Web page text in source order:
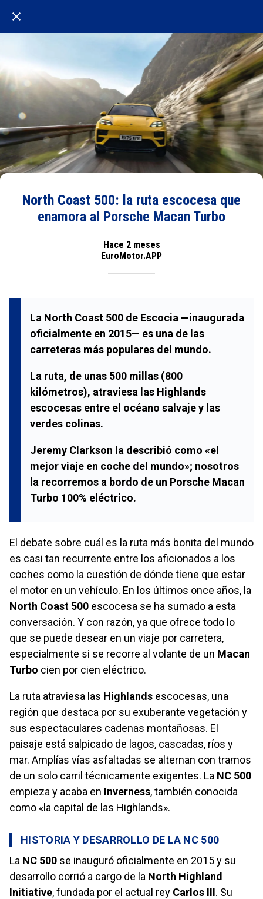
North Coast 500: la ruta escocesa que
enamora al Porsche Macan Turbo
Hace 2 meses
EuroMotor.APP
La North Coast 500 de Escocia —inaugurada
oficialmente en 2015— es una de las
carreteras más populares del mundo.
La ruta, de unas 500 millas (800
kilómetros), atraviesa las Highlands
escocesas entre el océano salvaje y las
verdes colinas.
Jeremy Clarkson la describió como «el
mejor viaje en coche del mundo»; nosotros
la recorremos a bordo de un Porsche Macan
Turbo 100% eléctrico.
El debate sobre cuál es la ruta más bonita del mundo
es casi tan recurrente entre los aficionados a los
coches como la cuestión de dónde tiene que estar
el motor en un vehículo. En los últimos once años, la
North Coast 500 escocesa se ha sumado a esta
conversación. Y con razón, ya que ofrece todo lo
que se puede desear en un viaje por carretera,
especialmente si se recorre al volante de un Macan
Turbo cien por cien eléctrico.
La ruta atraviesa las Highlands escocesas, una
región que destaca por su exuberante vegetación y
sus espectaculares cadenas montañosas. El
paisaje está salpicado de lagos, cascadas, ríos y
mar. Amplías vías asfaltadas se alternan con tramos
de un solo carril técnicamente exigentes. La NC 500
empieza y acaba en Inverness, también conocida
como «la capital de las Highlands».
HISTORIA Y DESARROLLO DE LA NC 500
La NC 500 se inauguró oficialmente en 2015 y su
desarrollo corrió a cargo de la North Highland
Initiative, fundada por el actual rey Carlos III. Su